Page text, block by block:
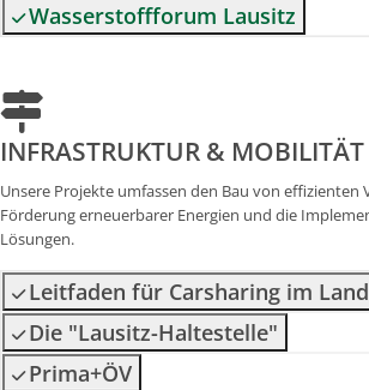
Wasserstoffforum Lausitz
INFRASTRUKTUR & MOBILITÄT
Unsere Projekte umfassen den Bau von effizienten
Förderung erneuerbarer Energien und die
Lösungen.
Leitfaden für Carsharing im
Die "Lausitz-Haltestelle"
Prima+ÖV